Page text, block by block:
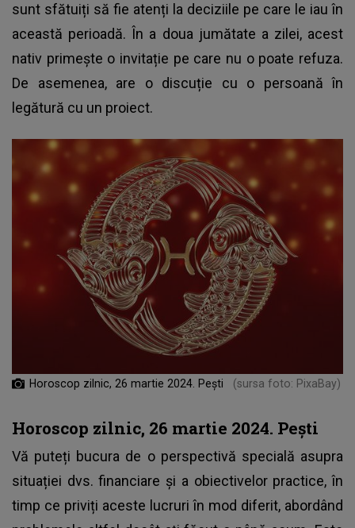
sunt sfătuiți să fie atenți la deciziile pe care le iau în
această perioadă. În a doua jumătate a zilei, acest
nativ primește o invitație pe care nu o poate refuza.
De asemenea, are o discuție cu o persoană în
legătură cu un proiect.
Horoscop zilnic, 26 martie 2024. Pești (sursa foto: PixaBay)
Horoscop zilnic, 26 martie 2024. Pești
Vă puteți bucura de o perspectivă specială asupra
situației dvs. financiare și a obiectivelor practice, în
timp ce priviți aceste lucruri în mod diferit, abordând